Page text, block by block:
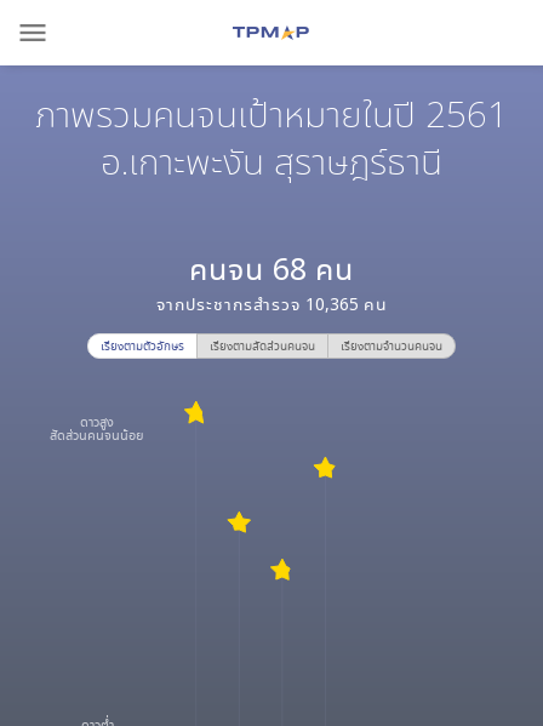
menu
ภาพรวมคนจนเป้าหมายในปี 2561
อ.เกาะพะงัน สุราษฎร์ธานี
คนจน 68 คน
จากประชากรสำรวจ 10,365 คน
เรียงตามตัวอักษร เรียงตามสัดส่วนคนจน เรียงตามจำนวนคนจน
ดาวสูง
สัดส่วนคนจนน้อย